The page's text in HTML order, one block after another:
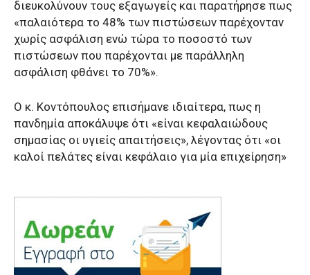
διευκολύνουν τους εξαγωγείς και παρατήρησε πως
«παλαιότερα το 48% των πιστώσεων παρέχονταν
χωρίς ασφάλιση ενώ τώρα το ποσοστό των
πιστώσεων που παρέχονται με παράλληλη
ασφάλιση φθάνει το 70%».
Ο κ. Κοντόπουλος επισήμανε ιδιαίτερα, πως η
πανδημία αποκάλυψε ότι «είναι κεφαλαιώδους
σημασίας οι υγιείς απαιτήσεις», λέγοντας ότι «οι
καλοί πελάτες είναι κεφάλαιο για μία επιχείρηση»